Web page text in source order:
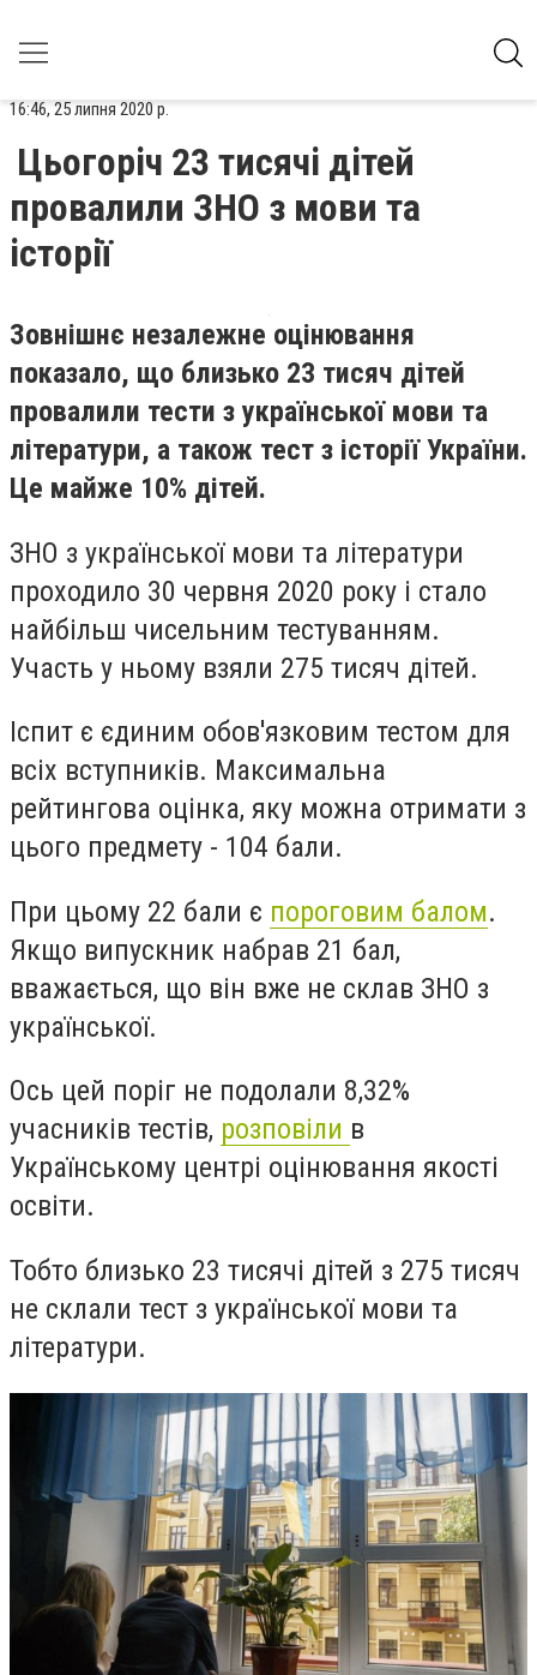
16:46, 25 липня 2020 р.
Цьогоріч 23 тисячі дітей
провалили ЗНО з мови та
історії
Зовнішнє незалежне оцінювання
показало, що близько 23 тисяч дітей
провалили тести з української мови та
літератури, а також тест з історії України.
Це майже 10% дітей.
ЗНО з української мови та літератури
проходило 30 червня 2020 року і стало
найбільш чисельним тестуванням.
Участь у ньому взяли 275 тисяч дітей.
Іспит є єдиним обов'язковим тестом для
всіх вступників. Максимальна
рейтингова оцінка, яку можна отримати з
цього предмету - 104 бали.
При цьому 22 бали є пороговим балом.
Якщо випускник набрав 21 бал,
вважається, що він вже не склав ЗНО з
української.
Ось цей поріг не подолали 8,32%
учасників тестів, розповіли в
Українському центрі оцінювання якості
освіти.
Тобто близько 23 тисячі дітей з 275 тисяч
не склали тест з української мови та
літератури.